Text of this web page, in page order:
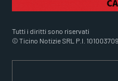
Tutti i diritti sono riservati
© Ticino Notizie SRL P.I.